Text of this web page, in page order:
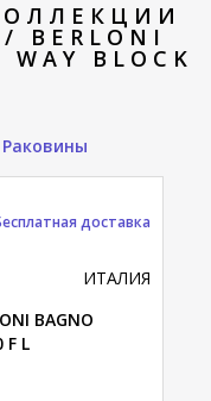
BLOCK
Раковины
ИТАЛИЯ
BAGNO
F L
доставка